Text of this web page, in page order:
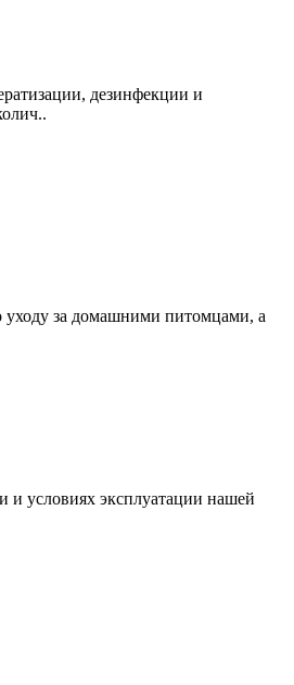
дезинфекции и
уходу за домашними питомцами, а
условиях эксплуатации нашей